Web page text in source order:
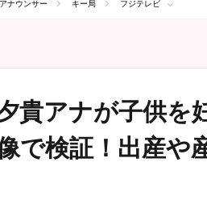
ナウンサー キー局 フジテレビ
貴アナが子供を
で検証！出産や